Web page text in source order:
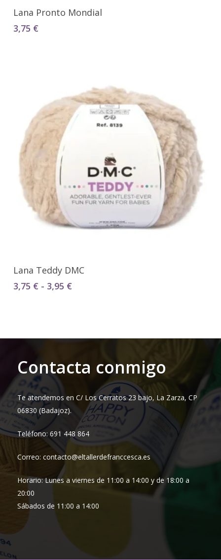
Seleccionar Opciones
Lana Pronto Mondial
3,75 €
Seleccionar Opciones
Lana Teddy DMC
3,75 € - 3,95 €Rango
hasta
Contacta conmigo
Te atendemos en C/ Los Cerratos 23 bajo, La Zarza, CP
06830 (Badajoz).
Teléfono: 691 448 864
Correo: contacto@eltallerdefranccesca.es
Horario: Lunes a viernes de 11:00 a 14:00 y de 18:00 a
20:00
Sábados de 11:00 a 14:00